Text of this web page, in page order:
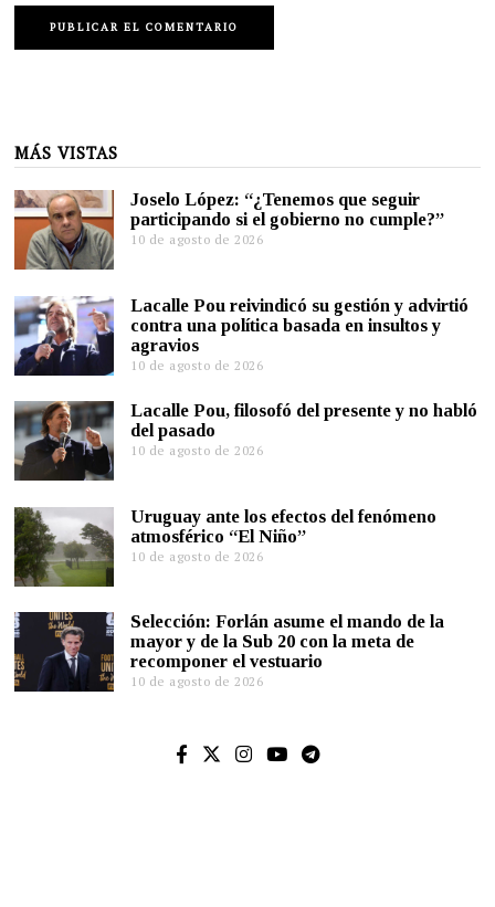
MÁS VISTAS
Joselo López: “¿Tenemos que seguir
participando si el gobierno no cumple?”
10 de agosto de 2026
Lacalle Pou reivindicó su gestión y advirtió
contra una política basada en insultos y
agravios
10 de agosto de 2026
Lacalle Pou, filosofó del presente y no habló
del pasado
10 de agosto de 2026
Uruguay ante los efectos del fenómeno
atmosférico “El Niño”
10 de agosto de 2026
Selección: Forlán asume el mando de la
mayor y de la Sub 20 con la meta de
recomponer el vestuario
10 de agosto de 2026